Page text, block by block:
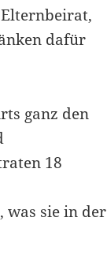
dafür
ganz den
18
was sie in der